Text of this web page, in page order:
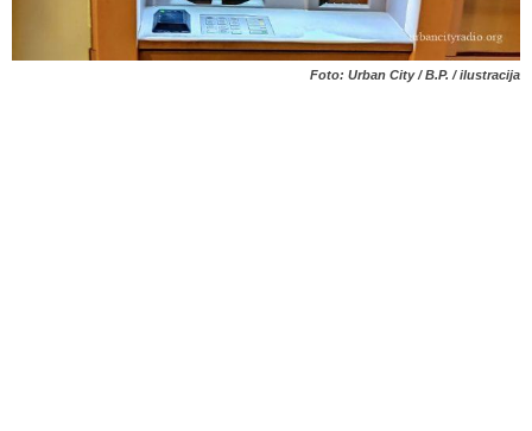
Foto: Urban City / B.P. / ilustracija